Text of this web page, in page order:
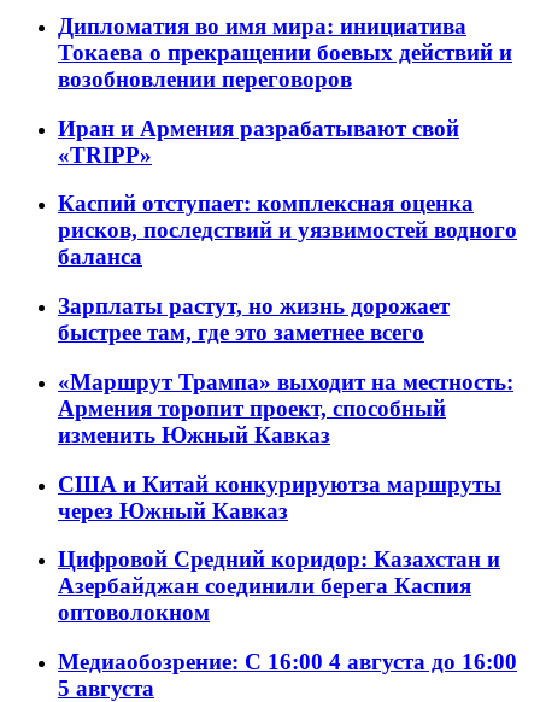
Дипломатия во имя мира: инициатива
Токаева о прекращении боевых действий и
возобновлении переговоров
Иран и Армения разрабатывают свой
«TRIPP»
Каспий отступает: комплексная оценка
рисков, последствий и уязвимостей водного
баланса
Зарплаты растут, но жизнь дорожает
быстрее там, где это заметнее всего
«Маршрут Трампа» выходит на местность:
Армения торопит проект, способный
изменить Южный Кавказ
США и Китай конкурируютза маршруты
через Южный Кавказ
Цифровой Средний коридор: Казахстан и
Азербайджан соединили берега Каспия
оптоволокном
Медиаобозрение: С 16:00 4 августа до 16:00
5 августа